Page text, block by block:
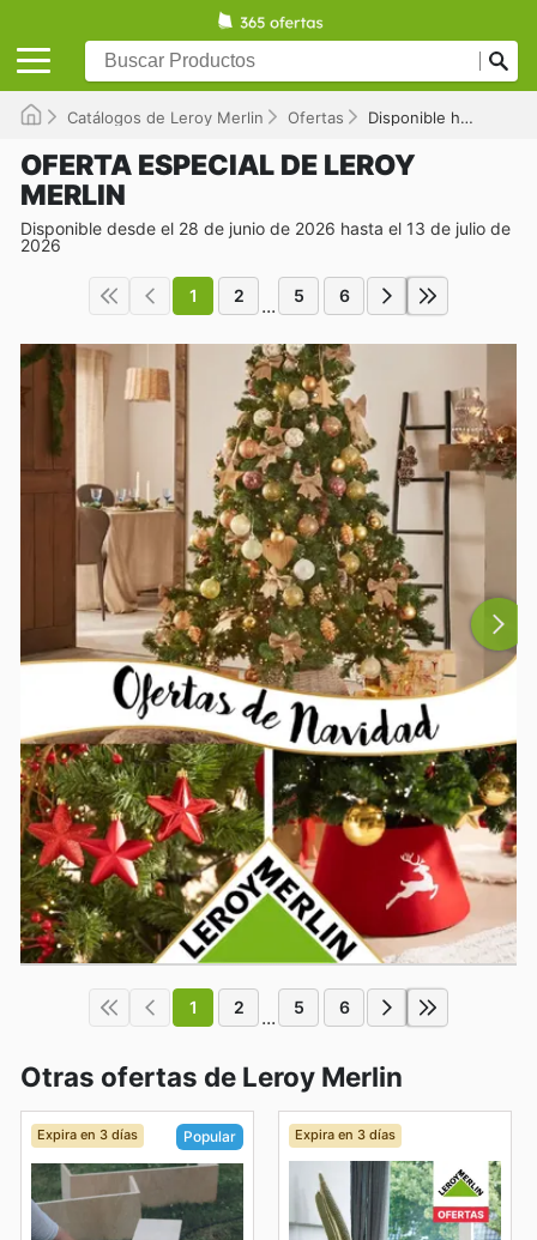
Catálogos de Leroy Merlin Ofertas Disponible hasta el 13/07/2026
OFERTA ESPECIAL DE LEROY
MERLIN
Disponible desde el 28 de junio de 2026 hasta el 13 de julio de
2026
1 2 ... 5 6
1 2 ... 5 6
Otras ofertas de Leroy Merlin
Expira en 3 días Popular Expira en 3 días